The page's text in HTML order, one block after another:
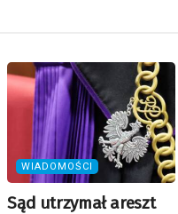
WIADOMOŚCI
Sąd utrzymał areszt